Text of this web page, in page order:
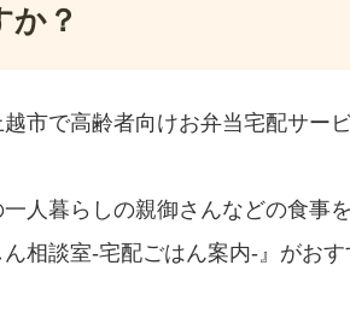
か？
市で高齢者向けお弁当宅配サー
一人暮らしの親御さんなどの食事
ん相談室‐宅配ごはん案内‐』がおす